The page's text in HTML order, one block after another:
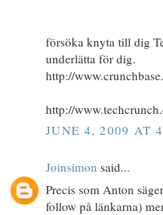
försöka knyta till dig
underlätta för dig.
http://
http://
JUNE 4, 2009 AT
Joinsimon said...
Precis som Anton
follow på länkarna)